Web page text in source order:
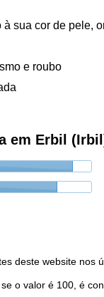
sua cor de pele,
e roubo
em Erbil
deste website nos
o valor é 100, é